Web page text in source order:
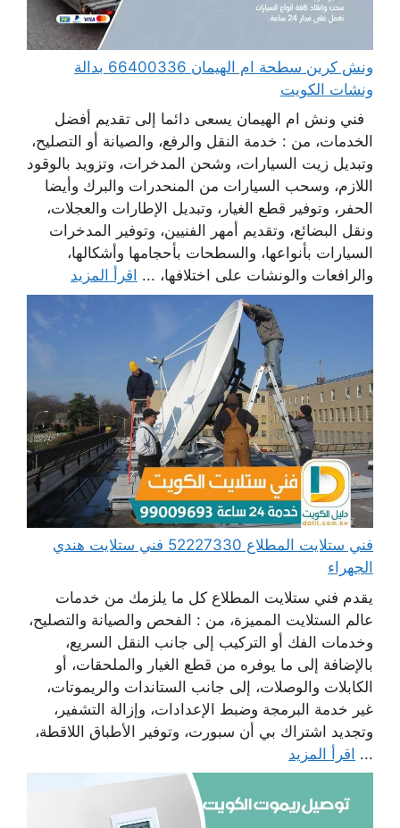
ونش كرين سطحة ام الهيمان 66400336 بدالة
ونشات الكويت
فني ونش ام الهيمان يسعى دائما إلى تقديم أفضل
الخدمات، من : خدمة النقل والرفع، والصيانة أو التصليح،
وتبديل زيت السيارات، وشحن المدخرات، وتزويد بالوقود
اللازم، وسحب السيارات من المنحدرات والبرك وأيضا
الحفر، وتوفير قطع الغيار، وتبديل الإطارات والعجلات،
ونقل البضائع، وتقديم أمهر الفنيين، وتوفير المدخرات
السيارات بأنواعها، والسطحات بأحجامها وأشكالها،
والرافعات والونشات على اختلافها، ... اقرأ المزيد
فني ستلايت المطلاع 52227330 فني ستلايت هندي
الجهراء
يقدم فني ستلايت المطلاع كل ما يلزمك من خدمات
عالم الستلايت المميزة، من : الفحص والصيانة والتصليح،
وخدمات الفك أو التركيب إلى جانب النقل السريع،
بالإضافة إلى ما يوفره من قطع الغيار والملحقات، أو
الكابلات والوصلات، إلى جانب الستاندات والريموتات،
غير خدمة البرمجة وضبط الإعدادات، وإزالة التشفير،
وتجديد اشتراك بي أن سبورت، وتوفير الأطباق اللاقطة،
... اقرأ المزيد